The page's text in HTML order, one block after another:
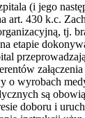
(i jego
art. 430 k.c.
tj.
etapie
o wyrobach
są
doboru i